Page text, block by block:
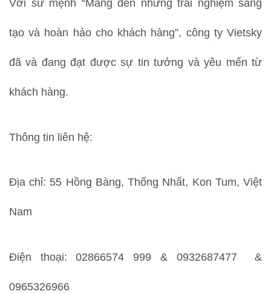
Với sứ mệnh “Mang đến những trải nghiệm sáng
tạo và hoàn hảo cho khách hàng”, công ty Vietsky
đã và đang đạt được sự tin tưởng và yêu mến từ
khách hàng.
Thông tin liên hệ:
Địa chỉ: 55 Hồng Bàng, Thống Nhất, Kon Tum, Việt
Nam
Điện thoại: 02866574 999 & 0932687477 &
0965326966